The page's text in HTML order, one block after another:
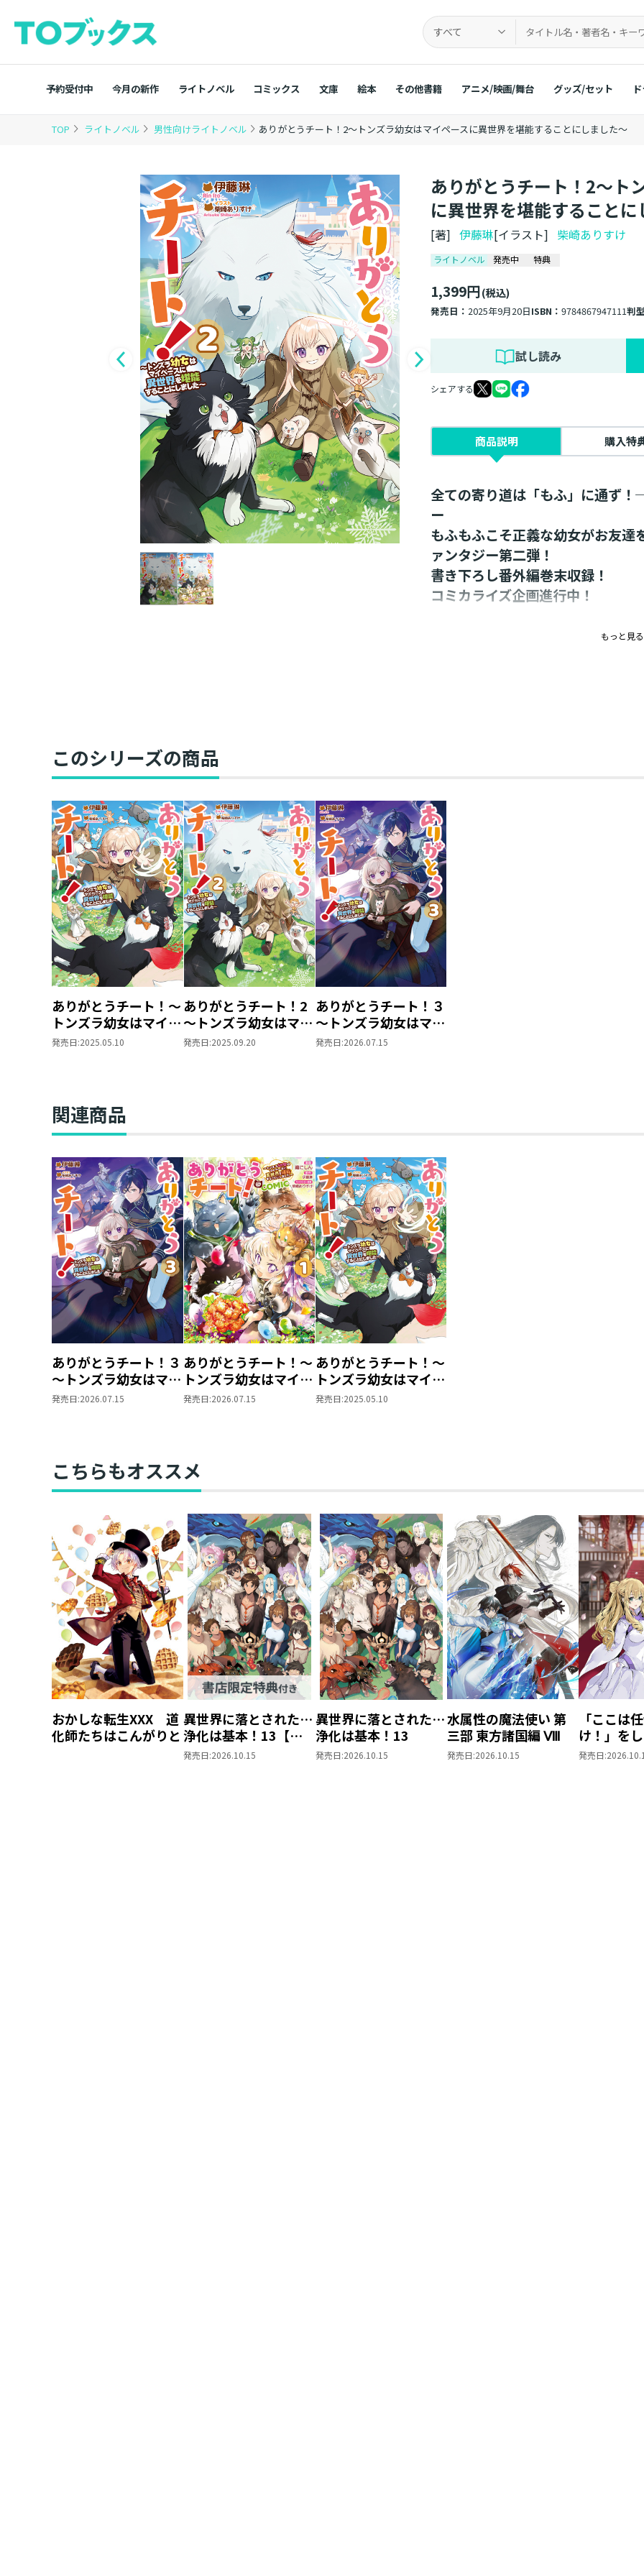
すべて
予約受付中 今月の新作 ライトノベル コミックス 文庫 絵本 その他書籍 アニメ/映画/舞台 グッズ/セット
TOP ライトノベル 男性向けライトノベル ありがとうチート！2～トンズラ幼女はマイペースに異世界を堪能することにしました～
ありがとうチート！2～ト
に異世界を堪能することに
[著]伊藤琳[イラスト] 柴崎ありすけ
ライトノベル 発売中 特典
1,399円(税込)
発売日：2025年9月20日ISBN：9784867947111判
試し読み
シェアする
商品説明 購入特
全ての寄り道は「もふ」に通ず
ー
もふもふこそ正義な幼女がお友達
ァンタジー第二弾！
書き下ろし番外編巻末収録！
コミカライズ企画進行中！
に、血まみれの男二人が現れる。
もふもふこそ正義な幼女がお友達を増や
第二弾！
著者：伊藤琳
メールに署名をする時、八割の確率で『
す、こんにちは。
送信時にはきちんと打ち直しているので
すよ。ぐふふ。
二巻もお楽しみいただければ幸いです。
イラスト：柴崎ありすけ
ありチー2巻発売おめでとうございます！
もっと見る
このシリーズの商品
ありがとうチート！～
トンズラ幼女はマイペ
ースに異世界を堪能す
発売日:2025.05.10
ありがとうチート！2
～トンズラ幼女はマイ
ペースに異世界を堪能
発売日:2025.09.20
ありがとうチート！３
～トンズラ幼女はマイ
ペースに異世界を堪能
発売日:2026.07.15
関連商品
ありがとうチート！３
～トンズラ幼女はマイ
ペースに異世界を堪能
発売日:2026.07.15
ありがとうチート！～
トンズラ幼女はマイペ
ースに異世界を堪能す
発売日:2026.07.15
ありがとうチート！～
トンズラ幼女はマイペ
ースに異世界を堪能す
発売日:2025.05.10
こちらもオススメ
おかしな転生XXX 道
化師たちはこんがりと
異世界に落とされた…
浄化は基本！13【ピ
ッコマ限定SS付き】
発売日:2026.10.15
異世界に落とされた…
浄化は基本！13
発売日:2026.10.15
水属性の魔法使い 第
三部 東方諸国編 Ⅷ
発売日:2026.10.15
「ここは
け！」を
がりの望ま
発売日: